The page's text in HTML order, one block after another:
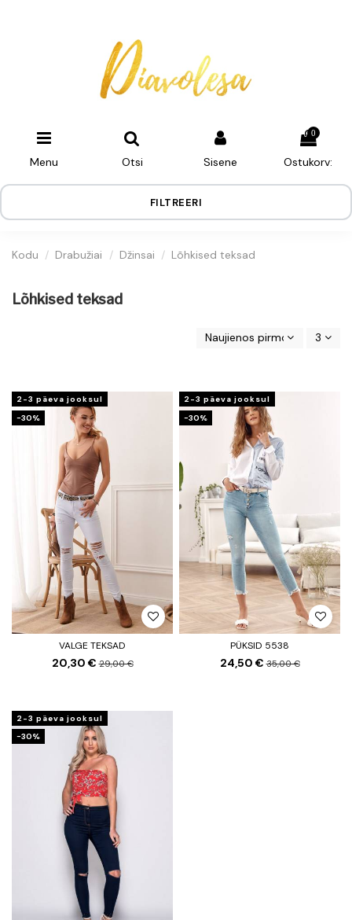
Menu Otsi Sisene
0
Ostukorv:
FILTREERI
Kodu Drabužiai Džinsai Lõhkised teksad
Lõhkised teksad
Naujienos pirmos 3
2-3 päeva jooksul
−30%
VALGE TEKSAD
20,30 €29,00 €
2-3 päeva jooksul
−30%
PÜKSID 5538
24,50 €35,00 €
2-3 päeva jooksul
−30%